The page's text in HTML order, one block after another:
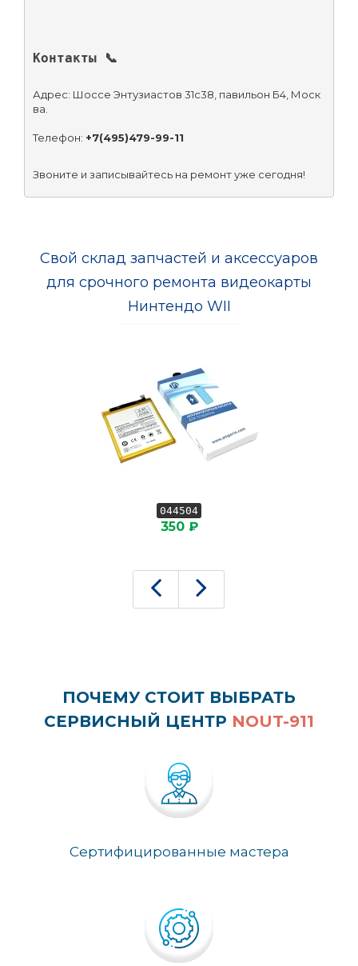
Контакты 📞
Адрес: Шоссе Энтузиастов 31с38, павильон Б4, Моск
ва.
Телефон: +7(495)479-99-11
Звоните и записывайтесь на ремонт уже сегодня!
Свой склад запчастей и аксессуаров
для срочного ремонта видеокарты
Нинтендо WII
044504
350 ₽
ПОЧЕМУ СТОИТ ВЫБРАТЬ
СЕРВИСНЫЙ ЦЕНТР NOUT-911
Сертифицированные мастера